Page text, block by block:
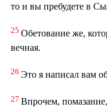
то и вы пребудете в
25 Обетование же,
вечная.
26 Это я написал вам
27 Впрочем,